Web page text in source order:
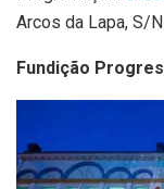
Arcos da Lapa, S/
Fundição